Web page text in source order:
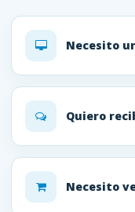
Necesito
Quiero
Necesito